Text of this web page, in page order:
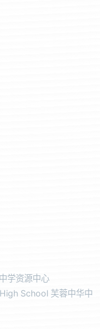
学资源中心
School 芙蓉中华中